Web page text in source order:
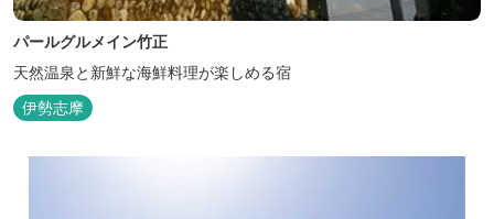
パールグルメイン竹正
天然温泉と新鮮な海鮮料理が楽しめる宿
伊勢志摩